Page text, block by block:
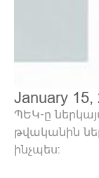
January 15,
ՊԵԿ-ը
թվականին
ինչպես: